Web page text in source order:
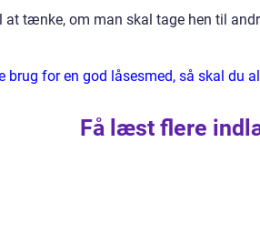
at tænke, om man skal tage hen til
brug for en god låsesmed, så skal du
Få læst flere